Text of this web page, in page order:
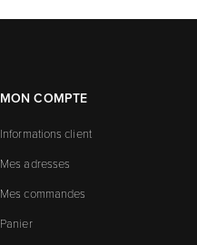
MON COMPTE
Informations client
Mes adresses
Mes commandes
Panier